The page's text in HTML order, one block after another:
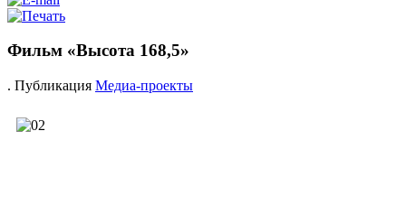
Фильм «Высота 168,5»
. Публикация Медиа-проекты